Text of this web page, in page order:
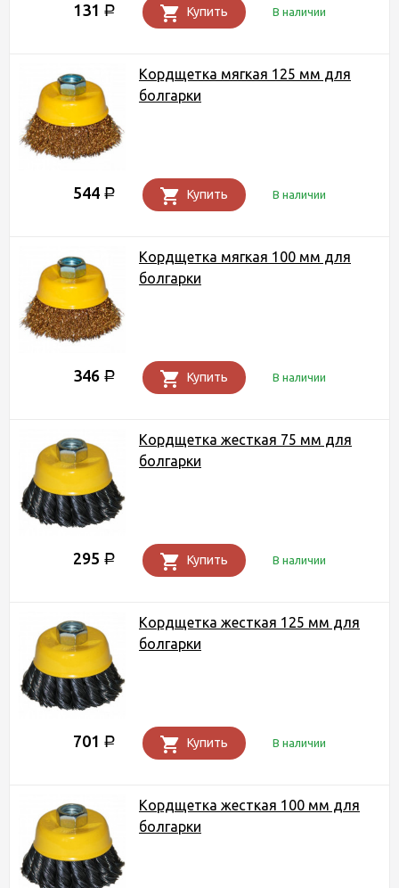
131 Р Купить В наличии
Кордщетка мягкая 125 мм для
болгарки
544 Р Купить В наличии
Кордщетка мягкая 100 мм для
болгарки
346 Р Купить В наличии
Кордщетка жесткая 75 мм для
болгарки
295 Р Купить В наличии
Кордщетка жесткая 125 мм для
болгарки
701 Р Купить В наличии
Кордщетка жесткая 100 мм для
болгарки